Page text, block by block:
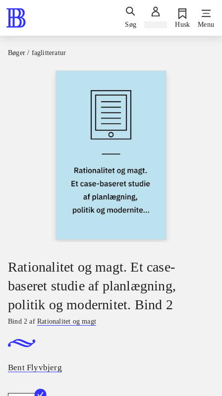
Søg Husk Menu
Bøger / faglitteratur
Rationalitet og magt. Et case-
baseret studie af planlægning,
politik og modernitet. Bind 2
Bind 2 afRationalitet og magt
Bent Flyvbjerg